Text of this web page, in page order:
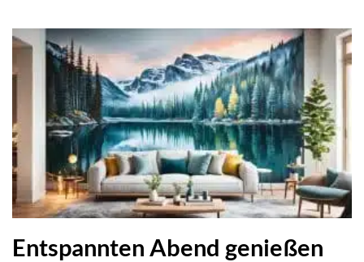
Entspannten Abend genießen